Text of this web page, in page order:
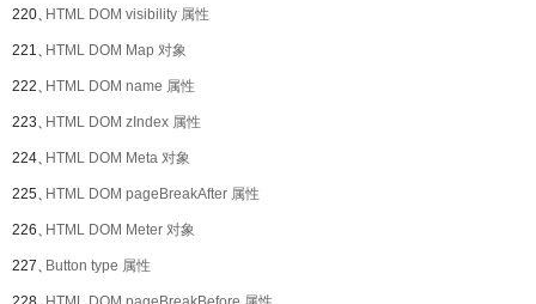
220、HTML DOM visibility 属性
221、HTML DOM Map 对象
222、HTML DOM name 属性
223、HTML DOM zIndex 属性
224、HTML DOM Meta 对象
225、HTML DOM pageBreakAfter 属性
226、HTML DOM Meter 对象
227、Button type 属性